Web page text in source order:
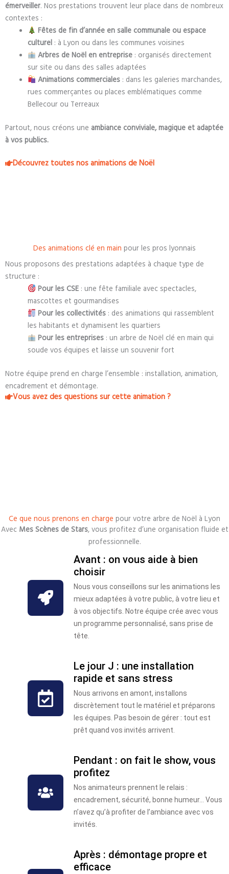
émerveiller. Nos prestations trouvent leur place dans de nombreux
contextes :
Fêtes de fin d’année en salle communale ou espace
culturel: à Lyon ou dans les communes voisines
Arbres de Noël en entreprise : organisés directement
sur site ou dans des salles adaptées
Animations commerciales : dans les galeries marchandes,
rues commerçantes ou places emblématiques comme
Bellecour ou Terreaux
Partout, nous créons une ambiance conviviale, magique et adaptée
à vos publics.
Découvrez toutes nos animations de Noël
Des animations clé en main pour les pros lyonnais
Nous proposons des prestations adaptées à chaque type de
structure :
Pour les CSE : une fête familiale avec spectacles,
mascottes et gourmandises
Pour les collectivités : des animations qui rassemblent
les habitants et dynamisent les quartiers
Pour les entreprises : un arbre de Noël clé en main qui
soude vos équipes et laisse un souvenir fort
Notre équipe prend en charge l’ensemble : installation, animation,
encadrement et démontage.
Vous avez des questions sur cette animation ?
Ce que nous prenons en charge pour votre arbre de Noël à Lyon
Avec Mes Scènes de Stars, vous profitez d’une organisation fluide et
professionnelle.
Avant : on vous aide à bien
choisir
Nous vous conseillons sur les animations les
mieux adaptées à votre public, à votre lieu et
à vos objectifs. Notre équipe crée avec vous
un programme personnalisé, sans prise de
tête.
Le jour J : une installation
rapide et sans stress
Nous arrivons en amont, installons
discrètement tout le matériel et préparons
les équipes. Pas besoin de gérer : tout est
prêt quand vos invités arrivent.
Pendant : on fait le show, vous
profitez
Nos animateurs prennent le relais :
encadrement, sécurité, bonne humeur… Vous
n’avez qu’à profiter de l’ambiance avec vos
invités.
Après : démontage propre et
efficace